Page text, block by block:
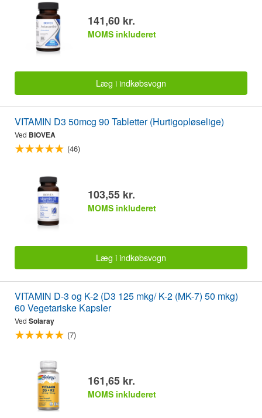
141,60 kr.
MOMS inkluderet
Læg i indkøbsvogn
VITAMIN D3 50mcg 90 Tabletter (Hurtigopløselige)
Ved BIOVEA
(46)
103,55 kr.
MOMS inkluderet
Læg i indkøbsvogn
VITAMIN D-3 og K-2 (D3 125 mkg/ K-2 (MK-7) 50 mkg)
60 Vegetariske Kapsler
Ved Solaray
(7)
161,65 kr.
MOMS inkluderet